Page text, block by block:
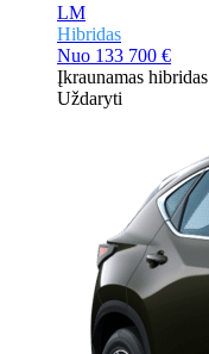
LM
Hibridas
Nuo 133 700 €
Įkraunamas hibridas
Uždaryti